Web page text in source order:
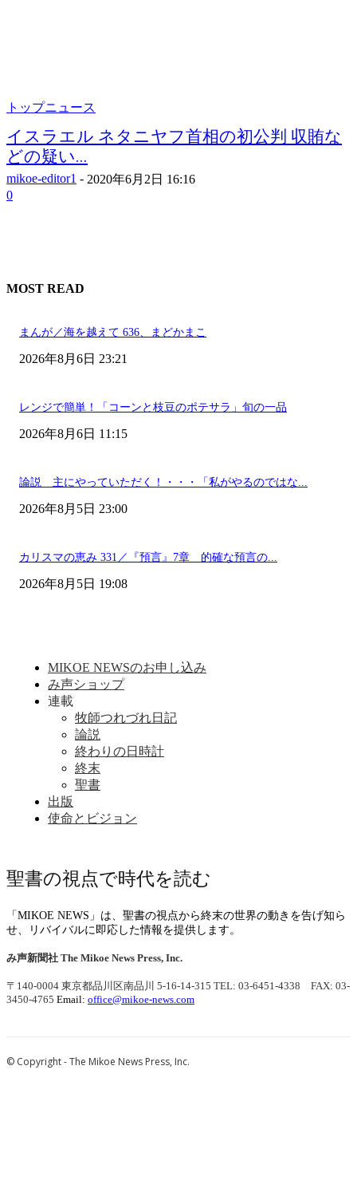
トップニュース
イスラエル ネタニヤフ首相の初公判 収賄な
どの疑い...
mikoe-editor1 - 2020年6月2日 16:16
0
MOST READ
まんが／海を越えて 636、まどかまこ
2026年8月6日 23:21
レンジで簡単！「コーンと枝豆のポテサラ」旬の一品
2026年8月6日 11:15
論説 主にやっていただく！・・・「私がやるのではな...
2026年8月5日 23:00
カリスマの恵み 331／『預言』7章 的確な預言の...
2026年8月5日 19:08
MIKOE NEWSのお申し込み
み声ショップ
連載
牧師つれづれ日記
論説
終わりの日時計
終末
聖書
出版
使命とビジョン
聖書の視点で時代を読む
「MIKOE NEWS」は、聖書の視点から終末の世界の動きを告げ知ら
せ、リバイバルに即応した情報を提供します。
み声新聞社 The Mikoe News Press, Inc.
〒140-0004 東京都品川区南品川 5-16-14-315 TEL: 03-6451-4338 FAX: 03-
3450-4765 Email: office@mikoe-news.com
© Copyright - The Mikoe News Press, Inc.